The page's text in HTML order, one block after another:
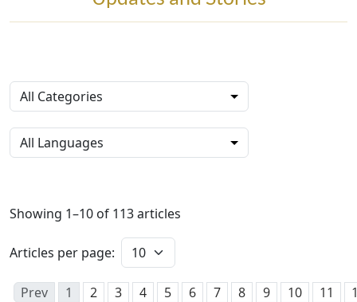
Showing 1–10 of 113articles
Articles per page:
Prev 1 2 3 4 5 6 7 8 9 10 11